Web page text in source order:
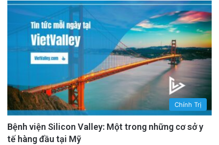
Chính Trị
Bệnh viện Silicon Valley: Một trong những cơ sở y
tế hàng đầu tại Mỹ